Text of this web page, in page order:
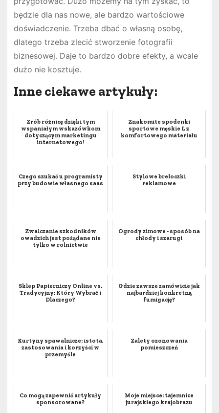
będzie dla nas nowe, ale bardzo wartościowe
doświadczenie. Trzeba dbać o własną osobę,
dlatego trzeba zlecić stworzenie fotografii
biznesowej. Daje to bardzo dobre efekty, a wcale
dużo nie kosztuje.
Inne ciekawe artykuły:
Zrób różnicę dzięki tym
wspaniałym wskazówkom
dotyczącym marketingu
internetowego!
Znakomite spodenki
sportowe męskie L z
komfortowego materiału
Czego szukać u programisty
przy budowie własnego saas
Stylowe breloczki
reklamowe
Zwalczanie szkodników
owadzich jest pożądane nie
tylko w rolnictwie
Ogrody zimowe - sposób na
chłody i szarugi
Sklep Papierniczy Online vs.
Tradycyjny: Który Wybrać i
Dlaczego?
Gdzie zawsze zamówicie jak
najbardziej konkretną
fumigację?
Kurtyny spawalnicze: istota,
zastosowania i korzyści w
przemyśle
Zalety ozonowania
pomieszczeń
Co mogą zapewnić artykuły
sponsorowane?
Moje miejsce: tajemnice
jurajskiego krajobrazu